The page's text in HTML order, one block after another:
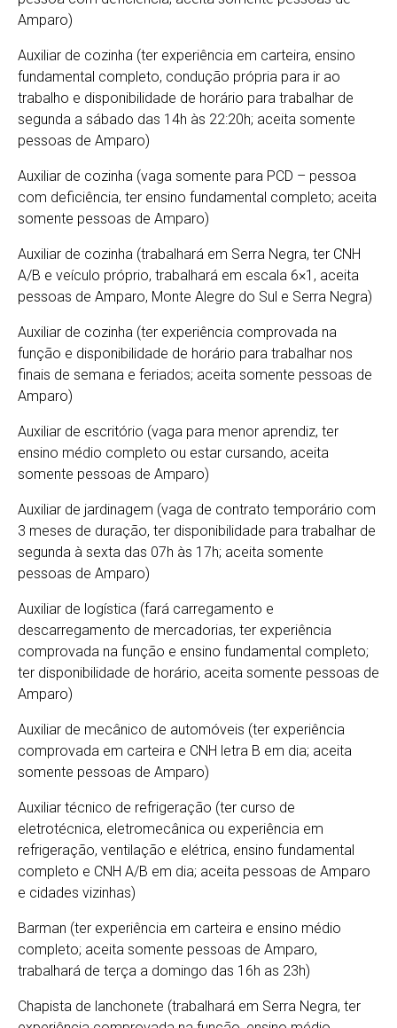
Amparo)
Auxiliar de cozinha (ter experiência em carteira, ensino
fundamental completo, condução própria para ir ao
trabalho e disponibilidade de horário para trabalhar de
segunda a sábado das 14h às 22:20h; aceita somente
pessoas de Amparo)
Auxiliar de cozinha (vaga somente para PCD – pessoa
com deficiência, ter ensino fundamental completo; aceita
somente pessoas de Amparo)
Auxiliar de cozinha (trabalhará em Serra Negra, ter CNH
A/B e veículo próprio, trabalhará em escala 6×1, aceita
pessoas de Amparo, Monte Alegre do Sul e Serra Negra)
Auxiliar de cozinha (ter experiência comprovada na
função e disponibilidade de horário para trabalhar nos
finais de semana e feriados; aceita somente pessoas de
Amparo)
Auxiliar de escritório (vaga para menor aprendiz, ter
ensino médio completo ou estar cursando, aceita
somente pessoas de Amparo)
Auxiliar de jardinagem (vaga de contrato temporário com
3 meses de duração, ter disponibilidade para trabalhar de
segunda à sexta das 07h às 17h; aceita somente
pessoas de Amparo)
Auxiliar de logística (fará carregamento e
descarregamento de mercadorias, ter experiência
comprovada na função e ensino fundamental completo;
ter disponibilidade de horário, aceita somente pessoas de
Amparo)
Auxiliar de mecânico de automóveis (ter experiência
comprovada em carteira e CNH letra B em dia; aceita
somente pessoas de Amparo)
Auxiliar técnico de refrigeração (ter curso de
eletrotécnica, eletromecânica ou experiência em
refrigeração, ventilação e elétrica, ensino fundamental
completo e CNH A/B em dia; aceita pessoas de Amparo
e cidades vizinhas)
Barman (ter experiência em carteira e ensino médio
completo; aceita somente pessoas de Amparo,
trabalhará de terça a domingo das 16h as 23h)
Chapista de lanchonete (trabalhará em Serra Negra, ter